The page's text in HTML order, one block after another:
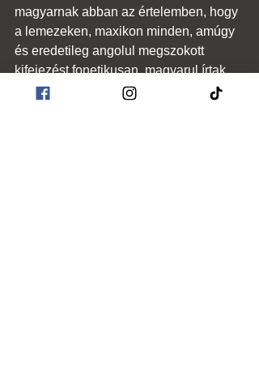
magyarnak abban az értelemben, hogy
a lemezeken, maxikon minden, amúgy
és eredetileg angolul megszokott
kifejezést fonetikusan, magyarul írtak
le: "remiksz", "instrumentális",